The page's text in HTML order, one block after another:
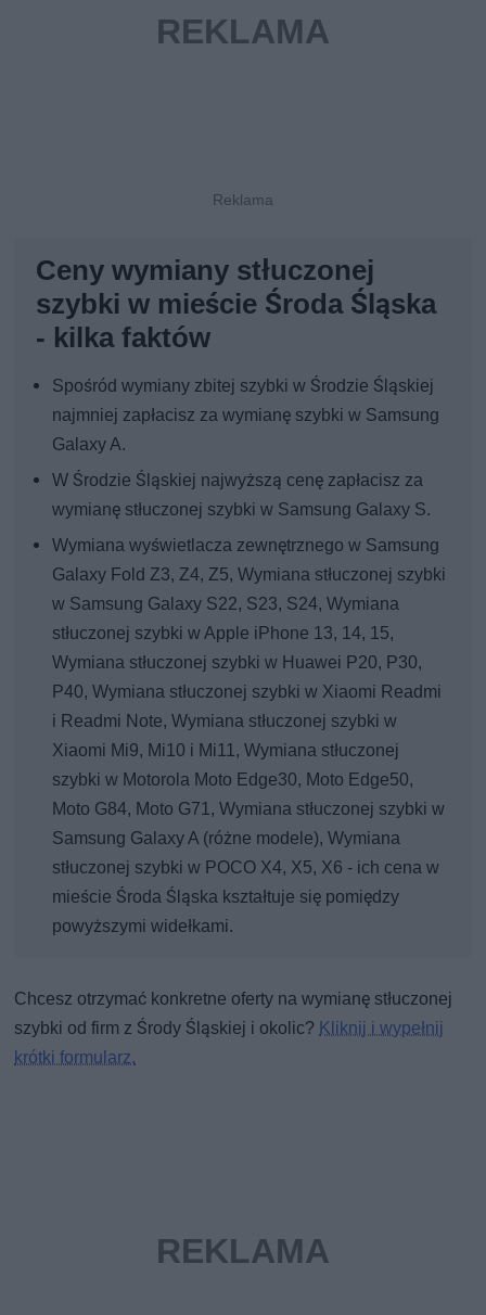
Ceny wymiany stłuczonej
szybki w mieście Środa Śląska
- kilka faktów
Spośród wymiany zbitej szybki w Środzie Śląskiej
najmniej zapłacisz za wymianę szybki w Samsung
Galaxy A.
W Środzie Śląskiej najwyższą cenę zapłacisz za
wymianę stłuczonej szybki w Samsung Galaxy S.
Wymiana wyświetlacza zewnętrznego w Samsung
Galaxy Fold Z3, Z4, Z5, Wymiana stłuczonej szybki
w Samsung Galaxy S22, S23, S24, Wymiana
stłuczonej szybki w Apple iPhone 13, 14, 15,
Wymiana stłuczonej szybki w Huawei P20, P30,
P40, Wymiana stłuczonej szybki w Xiaomi Readmi
i Readmi Note, Wymiana stłuczonej szybki w
Xiaomi Mi9, Mi10 i Mi11, Wymiana stłuczonej
szybki w Motorola Moto Edge30, Moto Edge50,
Moto G84, Moto G71, Wymiana stłuczonej szybki w
Samsung Galaxy A (różne modele), Wymiana
stłuczonej szybki w POCO X4, X5, X6 - ich cena w
mieście Środa Śląska kształtuje się pomiędzy
powyższymi widełkami.
Chcesz otrzymać konkretne oferty na wymianę stłuczonej
szybki od firm z Środy Śląskiej i okolic? Kliknij i wypełnij
krótki formularz.